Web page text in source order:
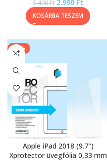
5.490Ft 2.990 Ft
KOSÁRBA TESZEM
-46%
Apple iPad 2018 (9.7″)
Xprotector üvegfólia 0,33 mm